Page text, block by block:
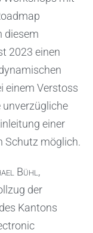
diesem
2023 einen
einem Verstoss
unverzügliche
einer
Schutz möglich.
Bühl,
der
Kantons